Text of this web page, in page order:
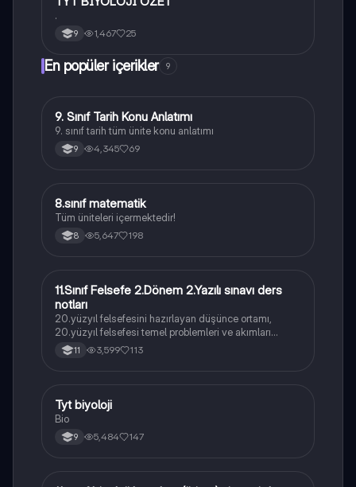
.
9 1,467 25
En popüler içerikler 9
Tarih
9. Sınıf Tarih Konu Anlatımı
9. sınıf tarih tüm ünite konu anlatımı
9 4,345 69
Matematik
8.sınıf matematik
Tüm üniteleri içermektedir!
8 5,647 198
Felsefe
11.Sınıf Felsefe 2.Dönem 2.Yazılı sınavı ders
notları
20.yüzyıl felsefesini hazırlayan düşünce ortamı,
20.yüzyıl felsefesi temel problemleri ve akımları
konularını içermektedir
11 3,599 113
Biyoloji
Tyt biyoloji
Bio
9 5,484 147